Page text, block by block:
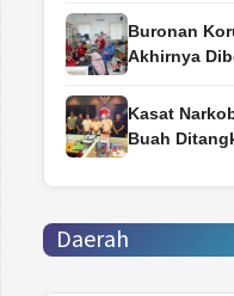
Buronan
Akhirnya
Kasat
Buah
Daerah